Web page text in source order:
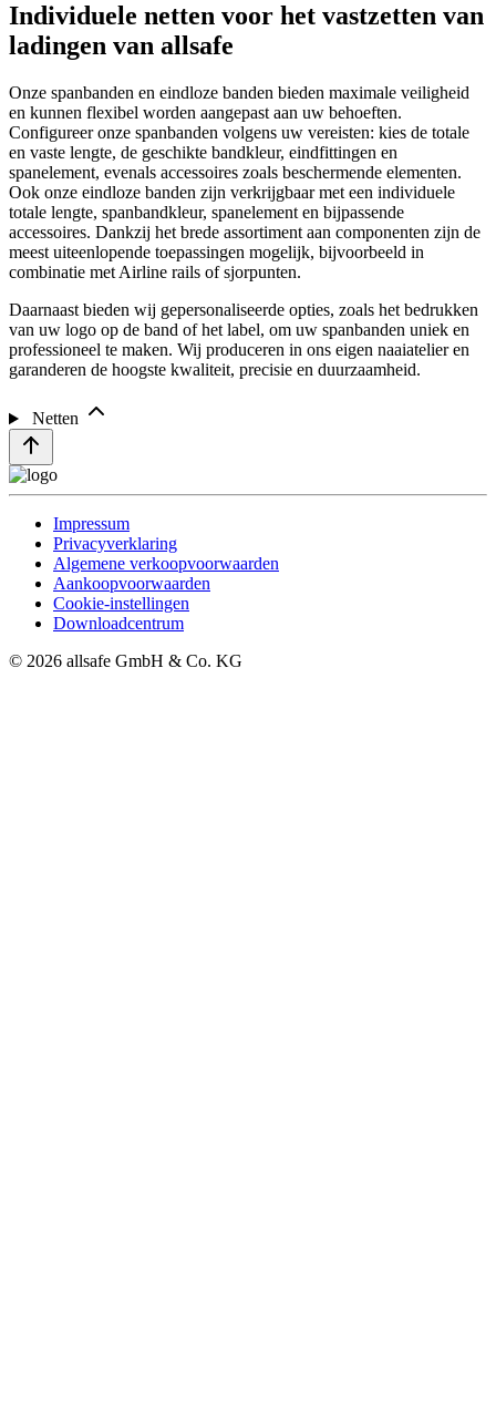
Individuele netten voor het vastzetten van
ladingen van allsafe
Onze spanbanden en eindloze banden bieden maximale veiligheid
en kunnen flexibel worden aangepast aan uw behoeften.
Configureer onze spanbanden volgens uw vereisten: kies de totale
en vaste lengte, de geschikte bandkleur, eindfittingen en
spanelement, evenals accessoires zoals beschermende elementen.
Ook onze eindloze banden zijn verkrijgbaar met een individuele
totale lengte, spanbandkleur, spanelement en bijpassende
accessoires. Dankzij het brede assortiment aan componenten zijn de
meest uiteenlopende toepassingen mogelijk, bijvoorbeeld in
combinatie met Airline rails of sjorpunten.
Daarnaast bieden wij gepersonaliseerde opties, zoals het bedrukken
van uw logo op de band of het label, om uw spanbanden uniek en
professioneel te maken. Wij produceren in ons eigen naaiatelier en
garanderen de hoogste kwaliteit, precisie en duurzaamheid.
Netten
Impressum
Privacyverklaring
Algemene verkoopvoorwaarden
Aankoopvoorwaarden
Cookie-instellingen
Downloadcentrum
© 2026 allsafe GmbH & Co. KG